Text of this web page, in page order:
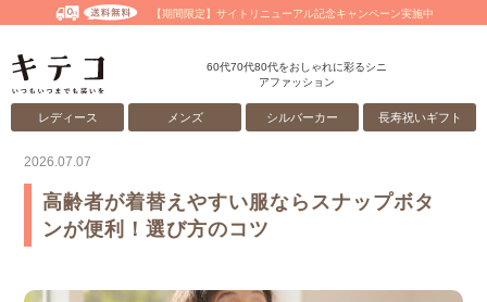
【期間限定】サイトリニューアル記念キャンペーン実施中
60代70代80代をおしゃれに彩るシニ
アファッション
レディース メンズ シルバーカー 長寿祝いギフト
2026.07.07
高齢者が着替えやすい服ならスナップボタ
ンが便利！選び方のコツ